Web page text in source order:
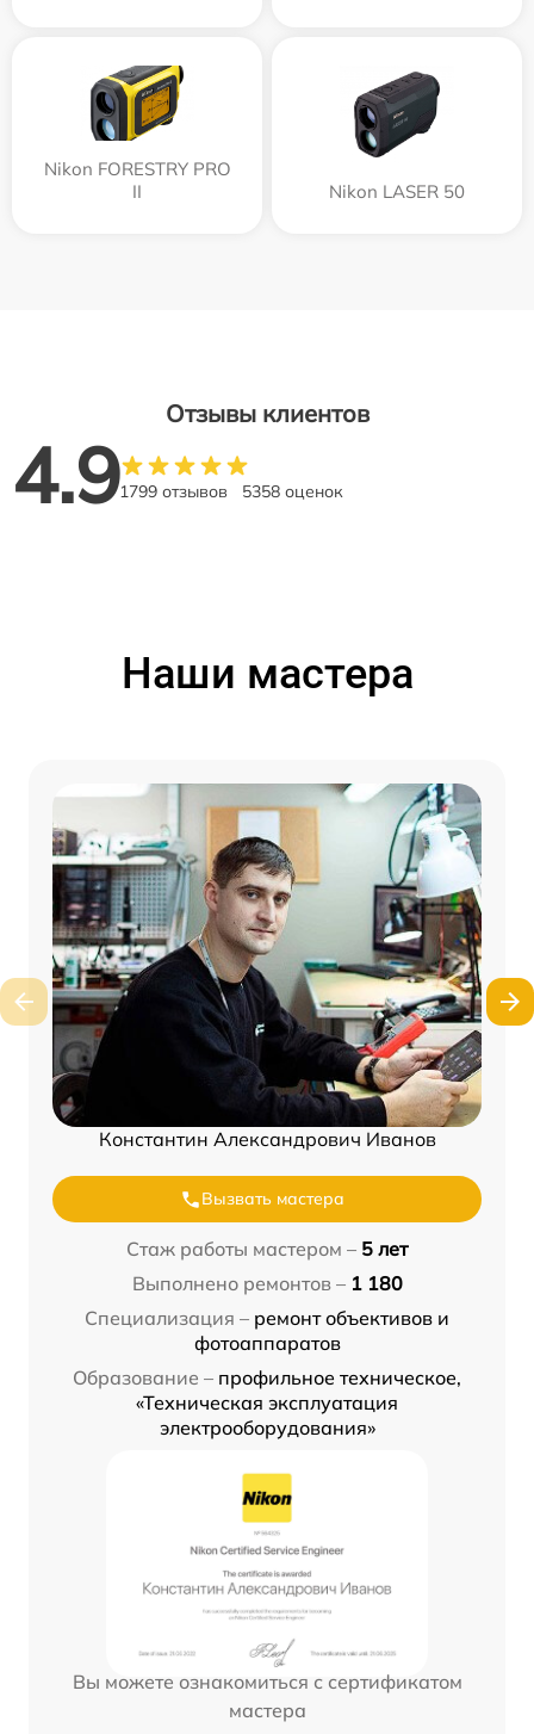
Nikon FORESTRY PRO
II
Nikon LASER 50
Отзывы клиентов
4.91799 отзывов 5358 оценок
Наши мастера
Константин Александрович Иванов
Вызвать мастера
Стаж работы мастером – 5 лет
Выполнено ремонтов – 1 180
Специализация – ремонт объективов и
фотоаппаратов
Образование – профильное техническое,
«Техническая эксплуатация
электрооборудования»
Вы можете ознакомиться с сертификатом
мастера